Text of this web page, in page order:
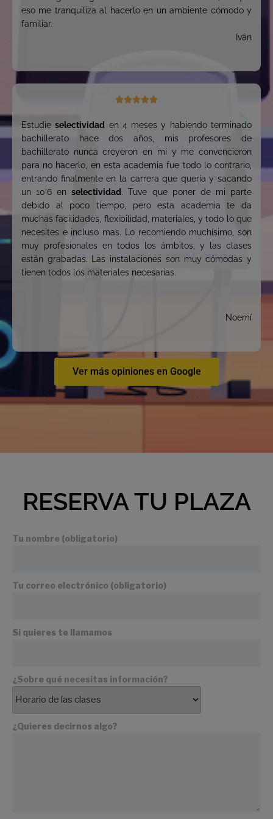
eso me tranquiliza al hacerlo en un ambiente cómodo y
familiar.
Iván

Estudieselectividad en 4 meses y habiendo terminado
bachillerato hace dos años, mis profesores de
bachillerato nunca creyeron en mi y me convencieron
para no hacerlo, en esta academia fue todo lo contrario,
entrando finalmente en la carrera que quería y sacando
un 10’6 enselectividad. Tuve que poner de mi parte
debido al poco tiempo, pero esta academia te da
muchas facilidades, flexibilidad, materiales, y todo lo que
necesites e incluso mas. Lo recomiendo muchísimo, son
muy profesionales en todos los ámbitos, y las clases
están grabadas. Las instalaciones son muy cómodas y
tienen todos los materiales necesarias.
Noemí
Ver más opiniones en Google
RESERVA TU PLAZA
Tu nombre (obligatorio)
Tu correo electrónico (obligatorio)
Si quieres te llamamos
¿Sobre qué necesitas información?
¿Quieres decirnos algo?